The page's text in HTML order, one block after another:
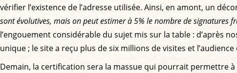
vérifier l’existence de l’adresse utilisée. Ainsi, en amont, un
sont évolutives, mais on peut estimer à 5% le nombre de signatures
l’engouement considérable du sujet mis sur la table : d’après
unique ; le site a reçu plus de six millions de visites et
Demain, la certification sera la massue qui pourrait permettre à